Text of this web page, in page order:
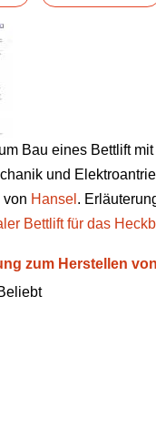
Bau eines Bettlift
und
von Hansel .
Bettlift für das
zum Herstellen von